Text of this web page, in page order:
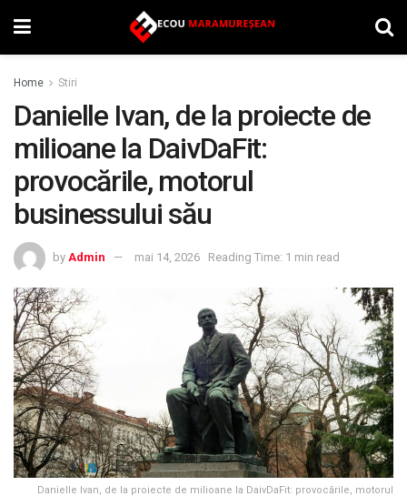
Home Stiri
Danielle Ivan, de la proiecte de
milioane la DaivDaFit:
provocările, motorul
businessului său
by Admin mai 14, 2026 Reading Time: 1 min read
Danielle Ivan, de la proiecte de milioane la DaivDaFit: provocările, motorul